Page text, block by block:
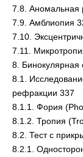
7.8. Аномальная
7.9. Амблиопия
7.10.
7.11.
8. Бинокулярная
8.1.
рефракции 337
8.1.1. Фория
8.1.2. Тропия
8.2. Тест с
8.2.1.